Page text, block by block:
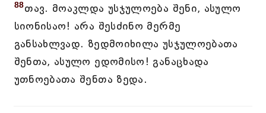
88თავ. მოაკლდა უსჯულოება შენი, ასულო
სიონისაო! არა შესძინო მერმე
განსახლვად. ზედმოიხილა უსჯულოებათა
შენთა, ასულო ედომისო! განაცხადა
უთნოებათა შენთა ზედა.